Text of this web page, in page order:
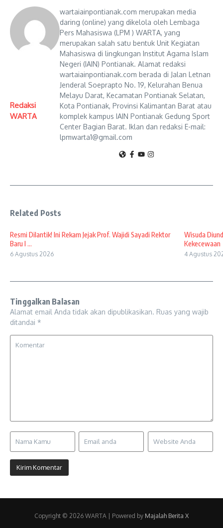
Redaksi
WARTA
wartaiainpontianak.com merupakan media
daring (online) yang dikelola oleh Lembaga
Pers Mahasiswa (LPM ) WARTA, yang
merupakan salah satu bentuk Unit Kegiatan
Mahasiswa di lingkungan Institut Agama Islam
Negeri (IAIN) Pontianak. Alamat redaksi
wartaiainpontianak.com berada di Jalan Letnan
Jenderal Soeprapto No. 19, Kelurahan Benua
Melayu Darat, Kecamatan Pontianak Selatan,
Kota Pontianak, Provinsi Kalimantan Barat atau
komplek kampus IAIN Pontianak Gedung Sport
Center Bagian Barat. Iklan dan redaksi E-mail:
lpmwarta1@gmail.com
Related Posts
Resmi Dilantik! Ini Rekam Jejak Prof. Wajidi Sayadi Rektor
Baru I ...
6 Agustus 2026
Wisuda
Kekecewaan
4 Agustus
Tinggalkan Balasan
Alamat email Anda tidak akan dipublikasikan. Ruas yang wajib
ditandai *
Copyright © 2026 WARTA | Powered by Majalah Berita X